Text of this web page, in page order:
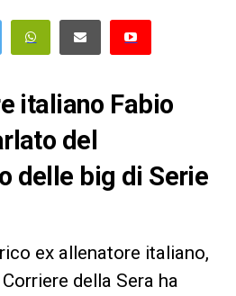
italiano Fabio
del
delle big di Serie
ex allenatore italiano,
della Sera ha